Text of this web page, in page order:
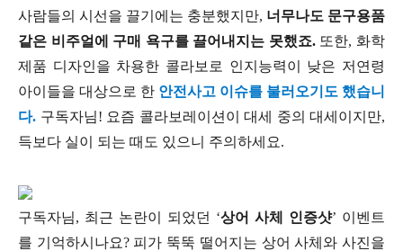
사람들의 시선을 끌기에는 충분했지만, 너무나도 문구용품
같은 비주얼에 구매 욕구를 끌어내지는 못했죠.또한, 화학
제품 디자인을 차용한 콜라보로 인지능력이 낮은 저연령
아이들을 대상으로 한 안전사고 이슈를 불러오기도 했습니
다. 구독자님! 요즘 콜라보레이션이 대세 중의 대세이지만,
득보다 실이 되는 때도 있으니 주의하세요.
구독자님, 최근 논란이 되었던 ‘상어 사체 인증샷’ 이벤트
를 기억하시나요? 피가 뚝뚝 떨어지는 상어 사체와 사진을